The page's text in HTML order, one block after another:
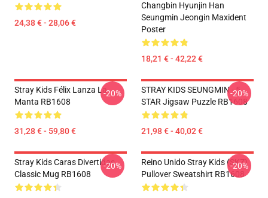
24,38 € - 28,06 €
Changbin Hyunjin Han
Seungmin Jeongin Maxident
Poster
18,21 € - 42,22 €
Stray Kids Félix Lanza La
Manta RB1608
31,28 € - 59,80 €
-20%
STRAY KIDS SEUNGMIN - 5
STAR Jigsaw Puzzle RB1608
21,98 € - 40,02 €
-20%
Stray Kids Caras Divertidas
Classic Mug RB1608
-20%
Reino Unido Stray Kids (SKZ)
Pullover Sweatshirt RB1608
-20%